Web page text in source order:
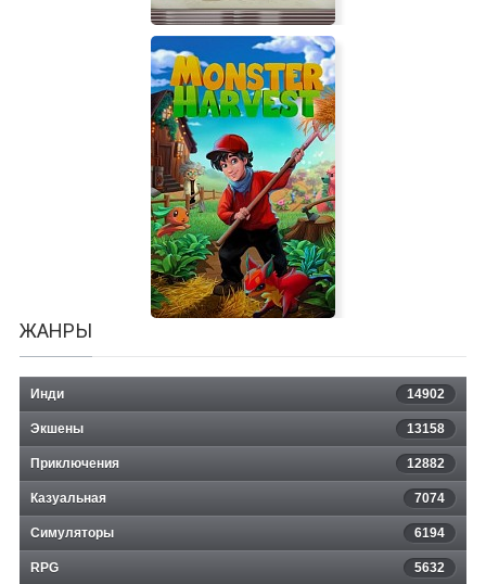
Burger Shop 2
ЖАНРЫ
Инди 14902
Экшены 13158
Приключения 12882
Казуальная 7074
Симуляторы 6194
RPG 5632